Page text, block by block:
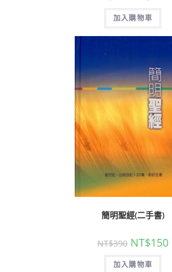
加入購物車
簡明聖經(二手書)
NT$390 NT$150
加入購物車